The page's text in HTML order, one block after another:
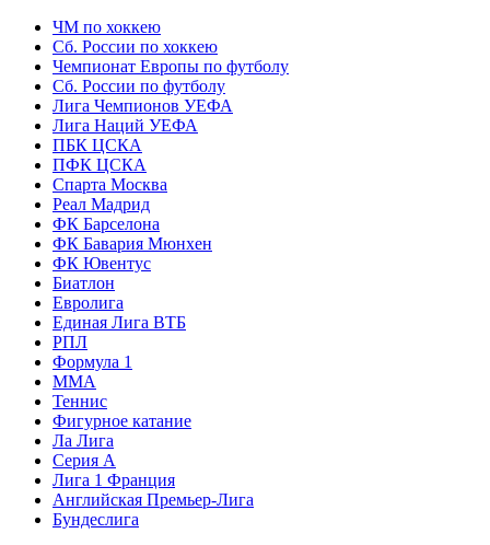
ЧМ по хоккею
Сб. России по хоккею
Чемпионат Европы по футболу
Сб. России по футболу
Лига Чемпионов УЕФА
Лига Наций УЕФА
ПБК ЦСКА
ПФК ЦСКА
Спарта Москва
Реал Мадрид
ФК Барселона
ФК Бавария Мюнхен
ФК Ювентус
Биатлон
Евролига
Единая Лига ВТБ
РПЛ
Формула 1
MMA
Теннис
Фигурное катание
Ла Лига
Серия А
Лига 1 Франция
Английская Премьер-Лига
Бундеслига